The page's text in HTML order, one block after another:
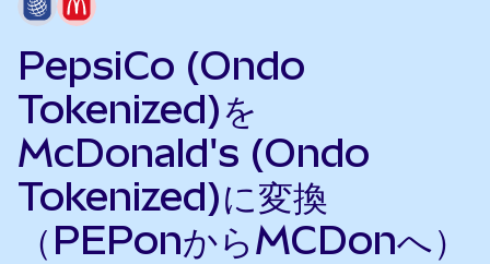
PepsiCo (Ondo
Tokenized)を
McDonald's (Ondo
Tokenized)に変換
（PEPonからMCDonへ）